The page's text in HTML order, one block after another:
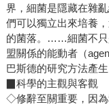
界，細菌是隱藏在雜
們可以獨立出來培養
的菌落。……細菌不只
盟關係的能動者（
巴斯德的研究方法產生
▉科學的主觀與客觀
◇修辭至關重要，因